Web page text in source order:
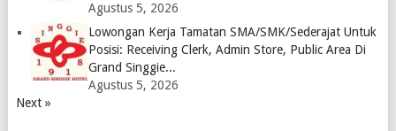
Agustus 5, 2026
Lowongan Kerja Tamatan SMA/SMK/Sederajat Untuk
Posisi: Receiving Clerk, Admin Store, Public Area Di
Grand Singgie...
Agustus 5, 2026
Next »